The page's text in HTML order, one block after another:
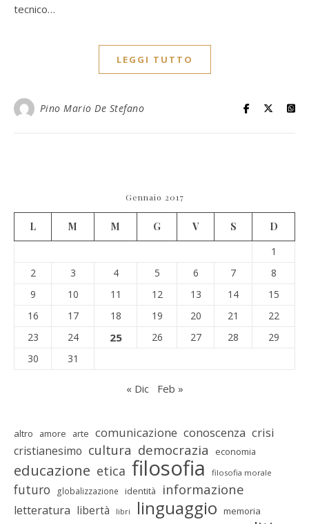
tecnico…
LEGGI TUTTO
Pino Mario De Stefano
Gennaio 2017
L M M G V S
D
1
2
3 4 5 6 7
8
9
10 11 12 13 14
15
16
17 18 19 20 21
22
23
24 25 26 27 28
29
30
31
« Dic Feb »
altro amore arte comunicazione conoscenza crisi
cristianesimo cultura democrazia economia
educazione etica filosofia filosofia morale
futuro globalizzazione identità informazione
letteratura libertà libri linguaggio memoria